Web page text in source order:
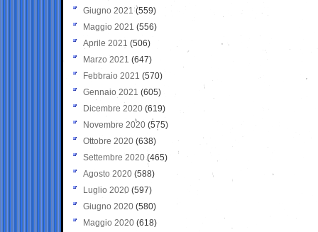
Giugno 2021(559)
Maggio 2021 (556)
Aprile 2021 (506)
Marzo 2021 (647)
Febbraio 2021 (570)
Gennaio 2021 (605)
Dicembre 2020 (619)
Novembre 2020 (575)
Ottobre 2020 (638)
Settembre 2020(465)
Agosto 2020 (588)
Luglio 2020 (597)
Giugno 2020 (580)
Maggio 2020 (618)